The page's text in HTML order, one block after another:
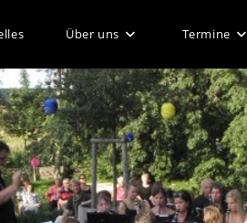
Über uns Termine